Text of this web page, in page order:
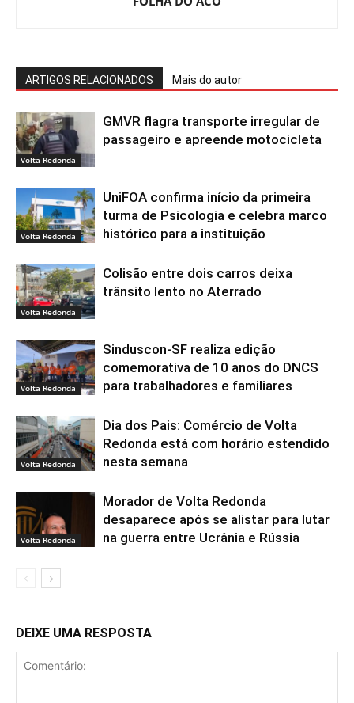
ARTIGOS RELACIONADOS Mais do autor
Volta Redonda
GMVR flagra transporte irregular de
passageiro e apreende motocicleta
Volta Redonda
UniFOA confirma início da primeira
turma de Psicologia e celebra marco
histórico para a instituição
Volta Redonda
Colisão entre dois carros deixa
trânsito lento no Aterrado
Volta Redonda
Sinduscon-SF realiza edição
comemorativa de 10 anos do DNCS
para trabalhadores e familiares
Volta Redonda
Dia dos Pais: Comércio de Volta
Redonda está com horário estendido
nesta semana
Volta Redonda
Morador de Volta Redonda
desaparece após se alistar para lutar
na guerra entre Ucrânia e Rússia
DEIXE UMA RESPOSTA